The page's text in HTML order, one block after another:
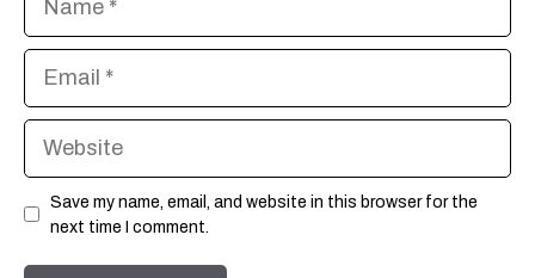
Email
Website
Save my name, email, and website in this browser for the
next time I comment.